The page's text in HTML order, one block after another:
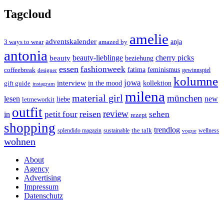
Tagcloud
3 ways to wear adventskalender amazed by amelie anja
antonia beauty beauty-lieblinge beziehung cherry picks
coffeebreak designer essen fashionweek fatima feminismus gewinnspiel
gift guide instagram interview in the mood jowa kollektion kolumne
lesen letmeworkit liebe material girl milena münchen new
in outfit petit four reisen review rezept sehen
shopping splendido magazin sustainable the talk trendlog vogue wellness
wohnen
About
Agency
Advertising
Impressum
Datenschutz